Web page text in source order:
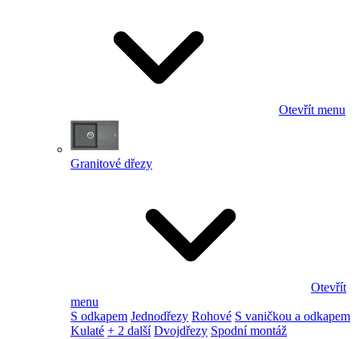
Otevřít menu
Granitové dřezy
Otevřít
menu
S odkapem Jednodřezy Rohové S vaničkou a odkapem
Kulaté + 2 další Dvojdřezy Spodní montáž